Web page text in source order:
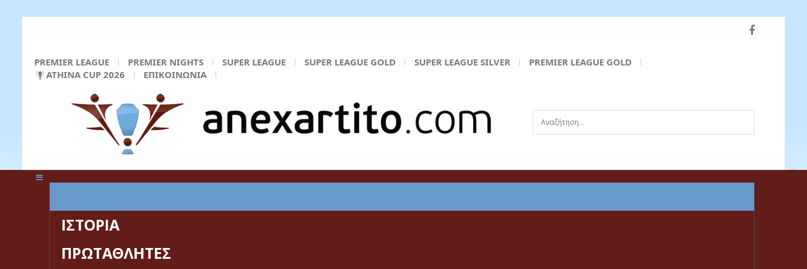
PREMIER LEAGUE PREMIER NIGHTS SUPER LEAGUE SUPER LEAGUE GOLD SUPER LEAGUE SILVER
PREMIER LEAGUE GOLD
ATHINA CUP 2026
ΕΠΙΚΟΙΝΩΝΙΑ
Αναζήτηση...
ΙΣΤΟΡΙΑ
ΠΡΩΤΑΘΛΗΤΕΣ